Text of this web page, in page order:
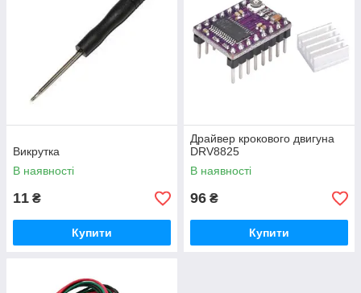
Викрутка
В наявності
11 ₴
Купити
Драйвер крокового двигуна
DRV8825
В наявності
96 ₴
Купити